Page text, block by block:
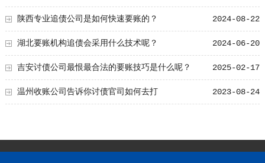
2024-08-22
陕西专业追债公司是如何快速要账的？
2024-06-20
湖北要账机构追债会采用什么技术呢？
2025-02-17
吉安讨债公司最恨最合法的要账技巧是什么呢？
2023-08-24
温州收账公司告诉你讨债官司如何去打